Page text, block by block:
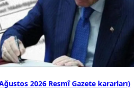
2026 Resmî Gazete kararları)